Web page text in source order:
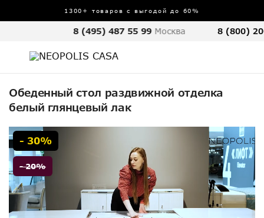
1300+ товаров с выгодой до 60%
8 (495) 487 55 99 Москва 8 (800)
Обеденный стол раздвижной отделка
белый глянцевый лак
- 30%
- 20%